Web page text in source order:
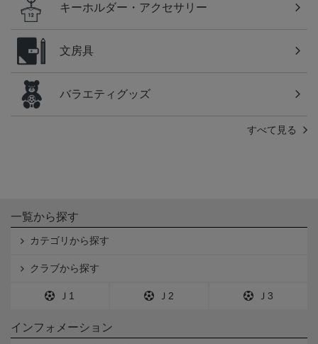
キーホルダー・アクセサリー
文房具
バラエティグッズ
すべて見る
一覧から探す
カテゴリから探す
クラブから探す
Ｊ1 Ｊ2 Ｊ3
インフォメーション